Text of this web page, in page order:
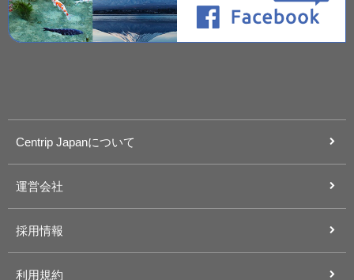
Centrip Japanについて
運営会社
採用情報
利用規約